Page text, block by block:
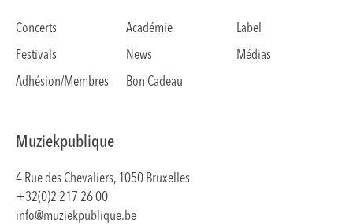
Concerts Académie
Label
Festivals
News
Médias
Adhésion/Membres
Bon Cadeau
Muziekpublique
4 Rue des Chevaliers, 1050 Bruxelles
+32(0)2 217 26 00
info@muziekpublique.be